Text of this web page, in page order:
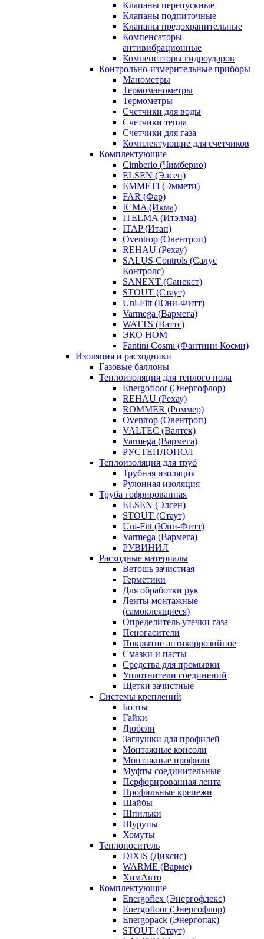
Клапаны перепускные
Клапаны подпиточные
Клапаны предохранительные
Компенсаторы
антивибрационные
Компенсаторы гидроударов
Контрольно-измерительные приборы
Манометры
Термоманометры
Термометры
Счетчики для воды
Счетчики тепла
Счетчики для газа
Комплектующие для счетчиков
Комплектующие
Cimberio (Чимберио)
ELSEN (Элсен)
EMMETI (Эммети)
FAR (Фар)
ICMA (Икма)
ITELMA (Итэлма)
ITAP (Итап)
Oventrop (Овентроп)
REHAU (Рехау)
SALUS Controls (Салус
Контролс)
SANEXT (Санекст)
STOUT (Стаут)
Uni-Fitt (Юни-Фитт)
Varmega (Вармега)
WATTS (Ваттс)
ЭКО НОМ
Fantini Cosmi (Фантини Косми)
Изоляция и расходники
Газовые баллоны
Теплоизоляция для теплого пола
Energofloor (Энергофлор)
REHAU (Рехау)
ROMMER (Роммер)
Oventrop (Овентроп)
VALTEC (Валтек)
Varmega (Вармега)
РУСТЕПЛОПОЛ
Теплоизоляция для труб
Трубная изоляция
Рулонная изоляция
Труба гофрированная
ELSEN (Элсен)
STOUT (Стаут)
Uni-Fitt (Юни-Фитт)
Varmega (Вармега)
РУВИНИЛ
Расходные материалы
Ветошь зачистная
Герметики
Для обработки рук
Ленты монтажные
(самоклеящиеся)
Определитель утечки газа
Пеногасители
Покрытие антикоррозийное
Смазки и пасты
Средства для промывки
Уплотнители соединений
Щетки зачистные
Системы креплений
Болты
Гайки
Дюбели
Заглушки для профилей
Монтажные консоли
Монтажные профили
Муфты соединительные
Перфорированная лента
Профильные крепежи
Шайбы
Шпильки
Шурупы
Хомуты
Теплоноситель
DIXIS (Диксис)
WARME (Варме)
ХимАвто
Комплектующие
Energoflex (Энергофлекс)
Energofloor (Энергофлор)
Energopack (Энергопак)
STOUT (Стаут)